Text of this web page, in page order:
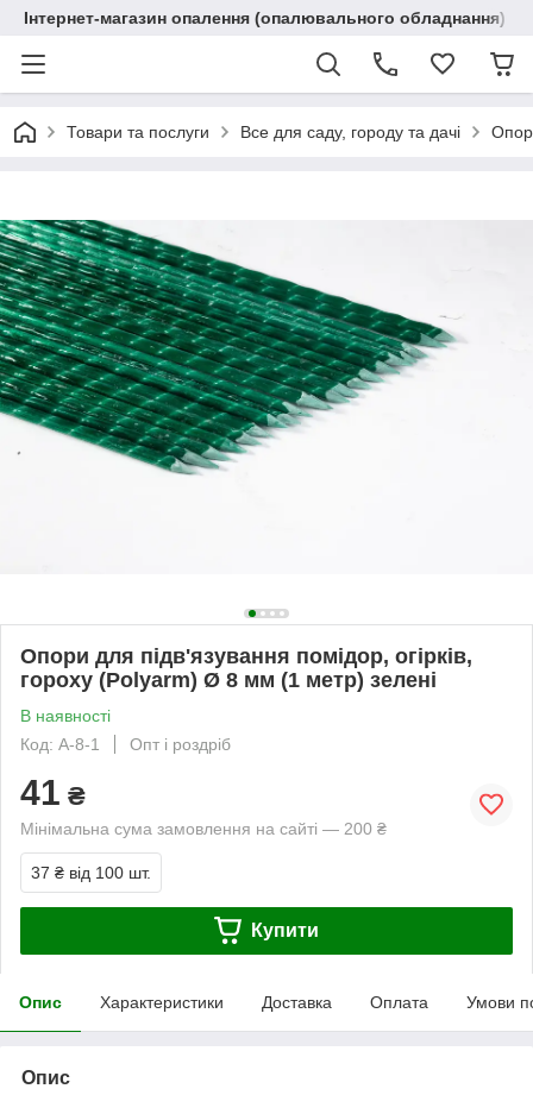
Інтернет-магазин опалення (опалювального обладнання)
Товари та послуги Все для саду, городу та дачі
Опори для підв'язування помідор, огірків,
гороху (Polyarm) Ø 8 мм (1 метр) зелені
В наявності
Код: А-8-1
Опт і роздріб
41 ₴
Мінімальна сума замовлення на сайті — 200 ₴
37 ₴ від 100 шт.
Купити
Опис Характеристики Доставка Оплата Умови
Опис